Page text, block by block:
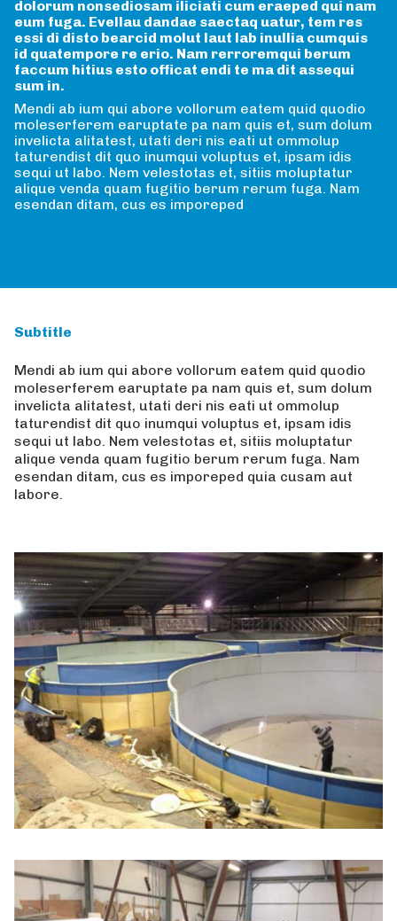
dolorum nonsediosam iliciati cum eraeped qui nam
eum fuga. Evellau dandae saectaq uatur, tem res
essi di disto bearcid molut laut lab inullia cumquis
id quatempore re erio. Nam rerroremqui berum
faccum hitius esto officat endi te ma dit assequi
sum in.
Mendi ab ium qui abore vollorum eatem quid quodio
moleserferem earuptate pa nam quis et, sum dolum
invelicta alitatest, utati deri nis eati ut ommolup
taturendist dit quo inumqui voluptus et, ipsam idis
sequi ut labo. Nem velestotas et, sitiis moluptatur
alique venda quam fugitio berum rerum fuga. Nam
esendan ditam, cus es imporeped
Subtitle
Mendi ab ium qui abore vollorum eatem quid quodio
moleserferem earuptate pa nam quis et, sum dolum
invelicta alitatest, utati deri nis eati ut ommolup
taturendist dit quo inumqui voluptus et, ipsam idis
sequi ut labo. Nem velestotas et, sitiis moluptatur
alique venda quam fugitio berum rerum fuga. Nam
esendan ditam, cus es imporeped quia cusam aut
labore.